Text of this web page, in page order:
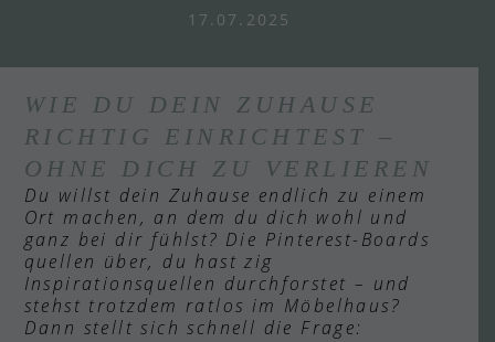
17.07.2025
WIE DU DEIN ZUHAUSE
RICHTIG EINRICHTEST –
OHNE DICH ZU VERLIEREN
Du willst dein Zuhause endlich zu einem
Ort machen, an dem du dich wohl und
ganz bei dir fühlst? Die Pinterest-Boards
quellen über, du hast zig
Inspirationsquellen durchforstet – und
stehst trotzdem ratlos im Möbelhaus?
Dann stellt sich schnell die Frage: